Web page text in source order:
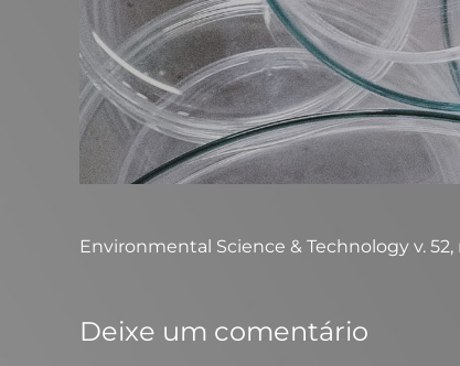
Environmental Science & Technology v. 52,
Deixe um comentário